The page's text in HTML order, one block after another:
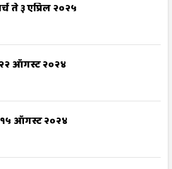
ते ३ एप्रिल २०२५
ऑगस्ट २०२४
ऑगस्ट २०२४